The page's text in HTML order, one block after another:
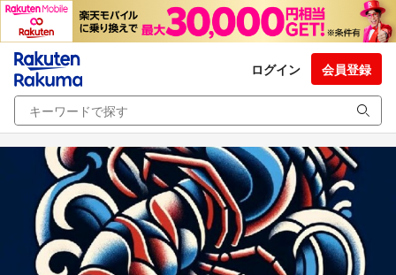
ログイン 会員登録